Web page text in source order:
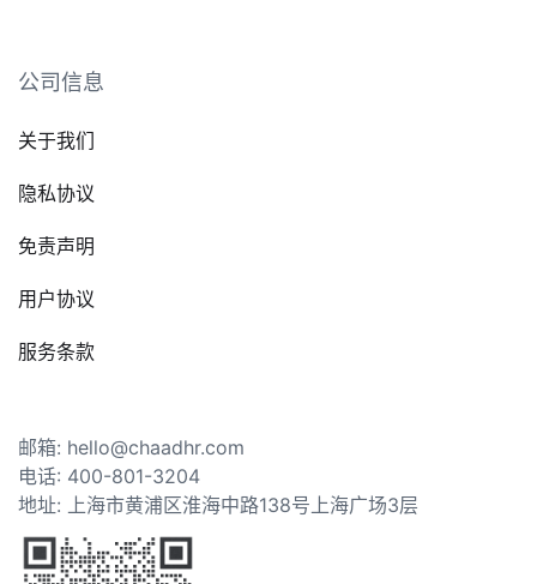
公司信息
关于我们
隐私协议
免责声明
用户协议
服务条款
邮箱: hello@chaadhr.com
电话: 400-801-3204
地址: 上海市黄浦区淮海中路138号上海广场3层